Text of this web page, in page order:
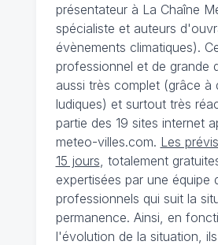
présentateur à La Chaîne
spécialiste et auteurs
évènements climatiques).
professionnel et de grande
aussi très complet (grâce à
ludiques) et surtout très
partie des 19 sites internet
meteo-villes.com. Les
15 jours , totalement
expertisées par une équipe
professionnels qui suit la
permanence. Ainsi, en
l'évolution de la situation,